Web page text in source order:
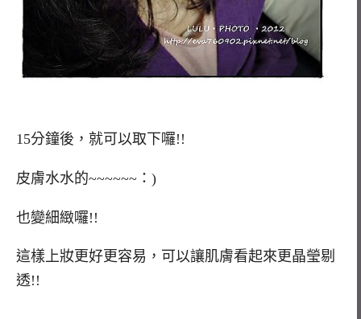
15分鐘後，就可以取下囉!!
皮膚水水的~~~~~~：)
也變細緻囉!!
這樣上妝更好更容易，可以讓肌膚看起來更晶瑩剔
透!!